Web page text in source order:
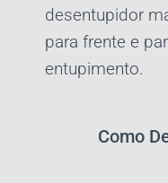
desentupidor
para frente e
entupimento.
Como